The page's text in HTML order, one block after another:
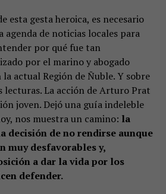
esta gesta heroica, es necesario
agenda de noticias locales para
por qué fue tan
por el marino y abogado
actual Región de Ñuble. Y sobre
lecturas. La acción de Arturo Prat
joven. Dejó una guía indeleble
nos muestra un camino: la
decisión de no rendirse aunque
muy desfavorables y,
a dar la vida por los
defender.